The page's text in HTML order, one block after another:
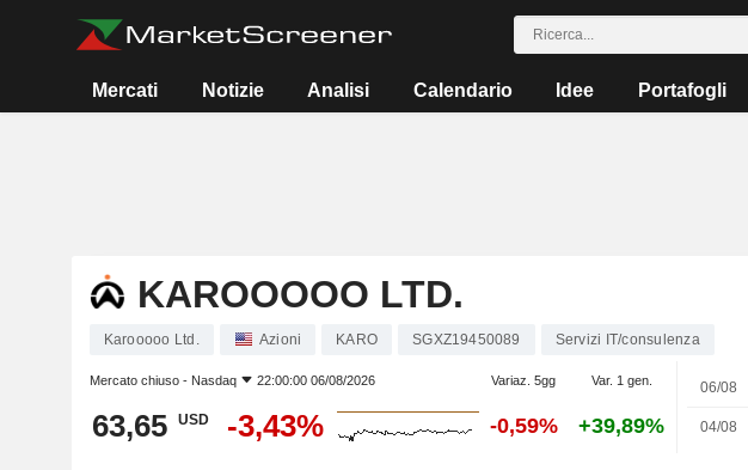
Mercati Notizie Analisi Calendario Idee Portafogli
KAROOOOO LTD.
Karooooo Ltd. Azioni KARO SGXZ19450089 Servizi IT/consulenza
Mercato chiuso - Nasdaq 22:00:00 06/08/2026 Variaz. 5gg Var. 1 gen.
63,65 USD -3,43% -0,59% +39,89%
06/08
04/08